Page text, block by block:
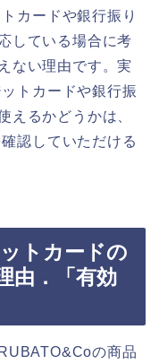
カードや銀行振り
している場合に考
ない理由です。実
トカードや銀行振
えるかどうかは、
認していただける
トカードの
由．「有効
の商品